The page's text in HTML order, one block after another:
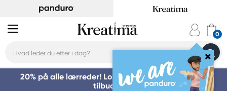
20% på alle lærreder! Log på for at benytte dig af
tilbuddet »